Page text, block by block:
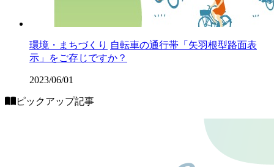
環境・まちづくり 自転車の通行帯「矢羽根型路面表
示」をご存じですか？
2023/06/01
ピックアップ記事